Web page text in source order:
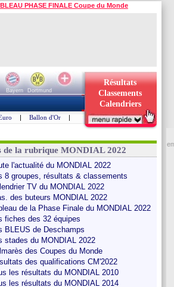
PHASE FINALE Coupe du Monde
Bayern
Dortmund
Résultats
Classements
Calendriers
| Ballon d'Or |
de la rubrique MONDIAL 2022
l'actualité du MONDIAL 2022
8 groupes, résultats & classements
TV du MONDIAL 2022
des buteurs MONDIAL 2022
de la Phase Finale du MONDIAL 2022
fiches des 32 équipes
BLEUS de Deschamps
stades du MONDIAL 2022
des Coupes du Monde
des qualifications CM'2022
les résultats du MONDIAL 2010
les résultats du MONDIAL 2014